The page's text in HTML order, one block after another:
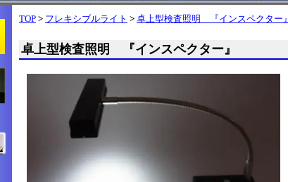
TOP > フレキシブルライト > 卓上型検査照明 『インスペクター』
卓上型検査照明 『インスペクター』